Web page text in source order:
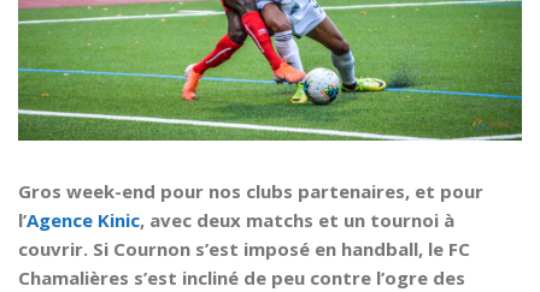
Gros week-end pour nos clubs partenaires, et pour
l’Agence Kinic, avec deux matchs et un tournoi à
couvrir. Si Cournon s’est imposé en handball, le FC
Chamalières s’est incliné de peu contre l’ogre des